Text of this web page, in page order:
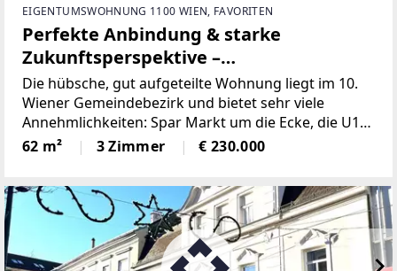
EIGENTUMSWOHNUNG 1100 WIEN, FAVORITEN
Perfekte Anbindung & starke
Zukunftsperspektive –
Eigentumswohnung in Favoriten
Die hübsche, gut aufgeteilte Wohnung liegt im 10.
Wiener Gemeindebezirk und bietet sehr viele
Annehmlichkeiten: Spar Markt um die Ecke, die U1
Station Troststraße nur 70m entfernt und der
Anschluss an die A23 in 2 Fahrminuten mit dem
62 m² 3 Zimmer € 230.000